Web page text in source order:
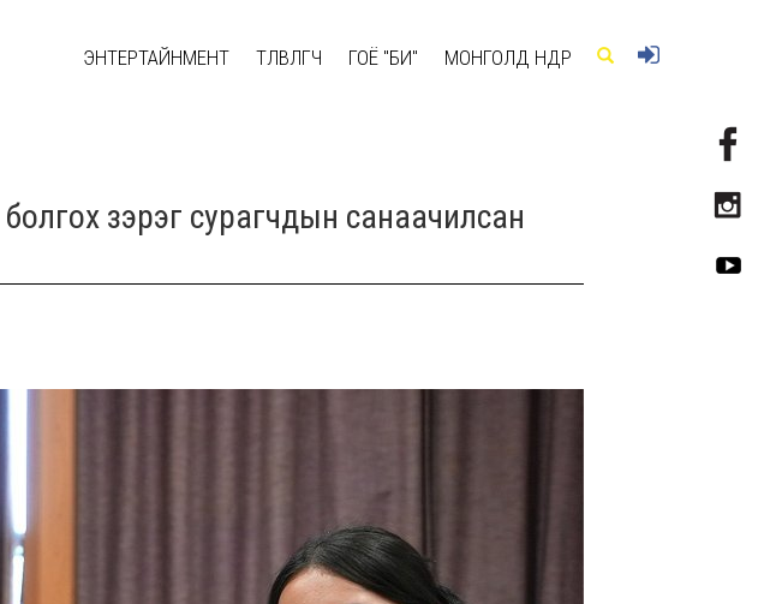
ЭНТЕРТАЙНМЕНТ ТӨЛӨВЛӨГЧ ГОЁ "БИ" МОНГОЛД ӨНӨӨДӨР
зэрэг сурагчдын санаачилсан